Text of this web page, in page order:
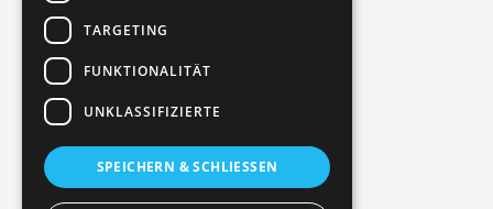
TARGETING
FUNKTIONALITÄT
UNKLASSIFIZIERTE
SPEICHERN & SCHLIESSEN